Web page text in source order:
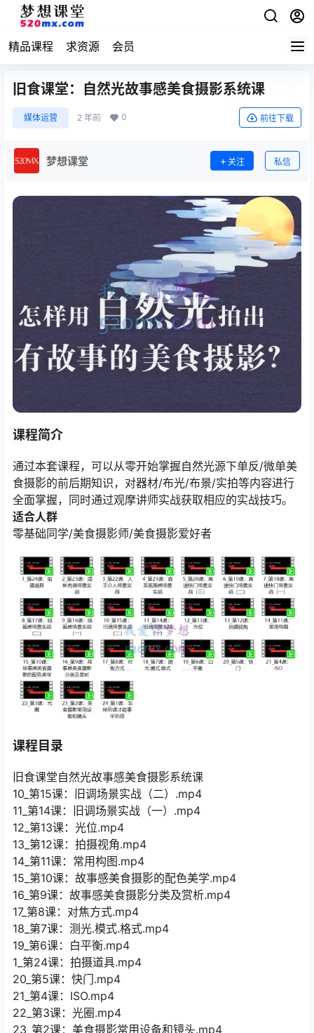
精品课程 求资源 会员
旧食课堂：自然光故事感美食摄影系统课
媒体运营 2 年前 0 前往下载
梦想课堂 关注 私信
课程简介
通过本套课程，可以从零开始掌握自然光源下单反/微单美
食摄影的前后期知识，对器材/布光/布景/实拍等内容进行
全面掌握，同时通过观摩讲师实战获取相应的实战技巧。
适合人群
零基础同学/美食摄影师/美食摄影爱好者
课程目录
旧食课堂自然光故事感美食摄影系统课
10_第15课：旧调场景实战（二）.mp4
11_第14课：旧调场景实战（一）.mp4
12_第13课：光位.mp4
13_第12课：拍摄视角.mp4
14_第11课：常用构图.mp4
15_第10课：故事感美食摄影的配色美学.mp4
16_第9课：故事感美食摄影分类及赏析.mp4
17_第8课：对焦方式.mp4
18_第7课：测光.模式.格式.mp4
19_第6课：白平衡.mp4
1_第24课：拍摄道具.mp4
20_第5课：快门.mp4
21_第4课：ISO.mp4
22_第3课：光圈.mp4
23_第2课：美食摄影常用设备和镜头.mp4